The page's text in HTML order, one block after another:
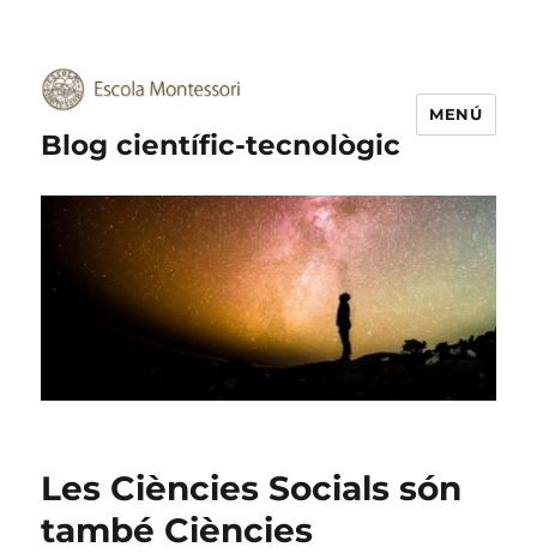
Blog científic-tecnològic
MENÚ
Les Ciències Socials són
també Ciències